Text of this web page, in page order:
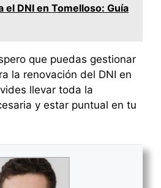
el DNI en Tomelloso: Guía
que puedas gestionar
la renovación del DNI en
llevar toda la
y estar puntual en tu